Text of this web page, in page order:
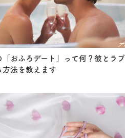
「おふろデート」って何？彼とラブ
方法を教えます